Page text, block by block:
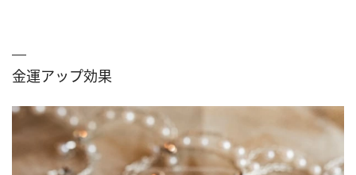
金運アップ効果